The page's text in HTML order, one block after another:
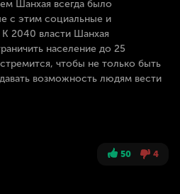
Шанхая всегда было
с этим социальные и
2040 власти Шанхая
население до 25
чтобы не только быть
возможность людям вести
50 4